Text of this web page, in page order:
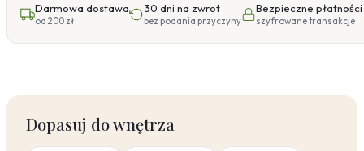
Darmowa dostawa
od 200 zł
30 dni na zwrot
bez podania przyczyny
Bezpieczne płatności
szyfrowane transakcje
Dopasuj do wnętrza